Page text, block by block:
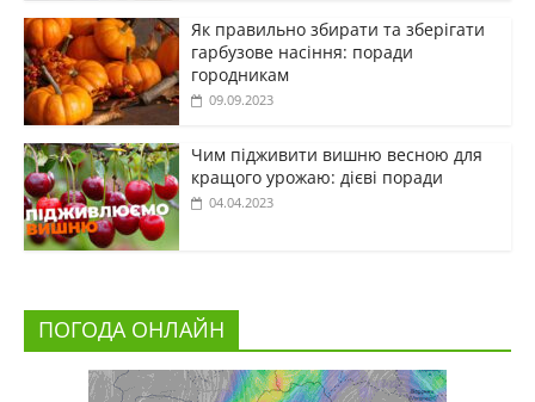
Як правильно збирати та зберігати
гарбузове насіння: поради
городникам
09.09.2023
Чим підживити вишню весною для
кращого урожаю: дієві поради
04.04.2023
ПОГОДА ОНЛАЙН